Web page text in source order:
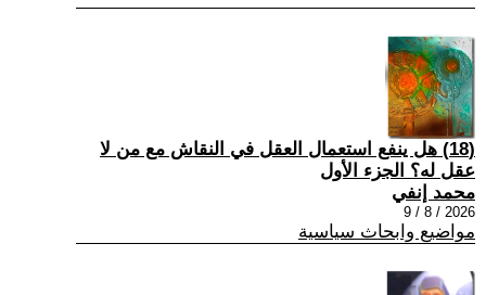
(18) هل ينفع استعمال العقل في النقاش مع من لا
عقل له؟ الجزء الأول
محمد إنفي
2026 / 8 / 9
مواضيع وابحاث سياسية